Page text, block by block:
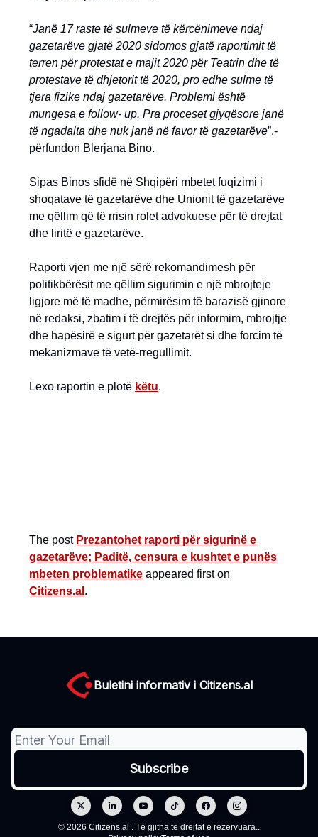
“Janë 17 raste të sulmeve të kërcënimeve ndaj
gazetarëve gjatë 2020 sidomos gjatë raportimit të
terren për protestat e majit 2020 për Teatrin dhe të
protestave të dhjetorit të 2020, pro edhe sulme të
tjera fizike ndaj gazetarëve. Problemi është
mungesa e follow- up. Pra proceset gjyqësore janë
të ngadalta dhe nuk janë në favor të gazetarëve”,-
përfundon Blerjana Bino.
Sipas Binos sfidë në Shqipëri mbetet fuqizimi i
shoqatave të gazetarëve dhe Unionit të gazetarëve
me qëllim që të rrisin rolet advokuese për të drejtat
dhe liritë e gazetarëve.
Raporti vjen me një sërë rekomandimesh për
politikbërësit me qëllim sigurimin e një mbrojteje
ligjore më të madhe, përmirësim të barazisë gjinore
në redaksi, zbatim i të drejtës për informim, mbrojtje
dhe hapësirë e sigurt për gazetarët si dhe forcim të
mekanizmave të vetë-rregullimit.
Lexo raportin e plotë këtu.
The post Prezantohet raporti për sigurinë e
gazetarëve; Paditë, censura e kushtet e punës
mbeten problematike appeared first on
Citizens.al .
Buletini informativ i Citizens.al
© 2026 Citizens.al . Të gjitha të drejtat e rezervuara..